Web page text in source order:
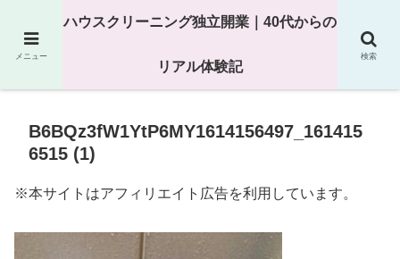
25年以上の現場経験をもとにハウスクリーニング独立の現実
B6BQz3fW1YtP6MY1614156497_161415
6515 (1)
※本サイトはアフィリエイト広告を利用しています。
メニュー
ハウスクリーニング独立開業｜40代からの
リアル体験記
検索